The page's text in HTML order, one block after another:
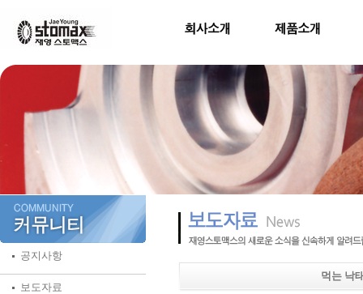
공지사항
보도자료
먹는 낙